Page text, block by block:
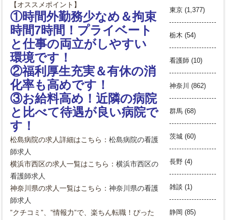
【オススメポイント】
①時間外勤務少なめ＆拘束
時間7時間！プライベート
と仕事の両立がしやすい
環境です！
②福利厚生充実＆有休の消
化率も高めです！
③お給料高め！近隣の病院
と比べて待遇が良い病院で
す！
松島病院の求人詳細はこちら： 松島病院の看護
師求人
横浜市西区の求人一覧はこちら： 横浜市西区の
看護師求人
神奈川県の求人一覧はこちら： 神奈川県の看護
師求人
”クチコミ”、”情報力”で、楽ちん転職！ぴった
東京(1,377)
栃木 (54)
看護師(10)
神奈川 (862)
群馬(68)
茨城(60)
長野(4)
雑談 (1)
静岡 (85)